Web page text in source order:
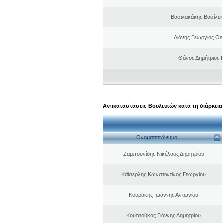
Βασιλακάκης
Λιάνης Γεώργιος
Θάνος Δημήτριος
Αντικαταστάσεις Βουλευτών κατά τη
Ονοματεπώνυμο
Ζαμπουνίδης Νικόλαος Δημητρίου
Καΐσερλης Κωνσταντίνος Γεωργίου
Κουράκης Ιωάννης Αντωνίου
Κουτσούκος Γιάννης Δημητρίου